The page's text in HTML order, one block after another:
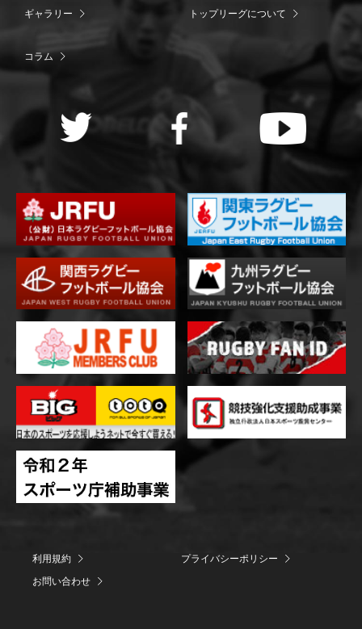
ギャラリー トップリーグについて
コラム
利用規約
プライバシーポリシー
お問い合わせ